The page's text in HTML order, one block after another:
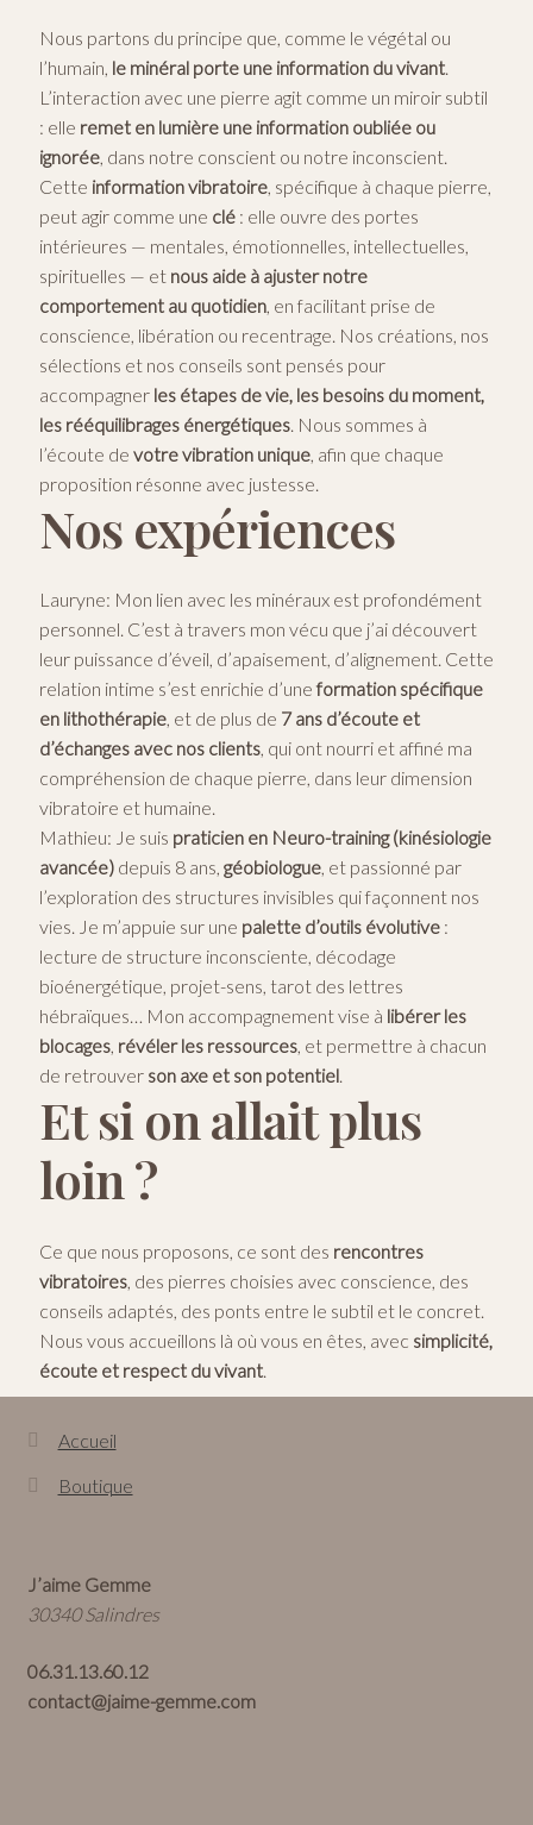
Nous partons du principe que, comme le végétal ou
l’humain, le minéral porte une information du vivant.
L’interaction avec une pierre agit comme un miroir subtil
: elle remet en lumière une information oubliée ou
ignorée, dans notre conscient ou notre inconscient.
Cette information vibratoire, spécifique à chaque pierre,
peut agir comme une clé: elle ouvre des portes
intérieures — mentales, émotionnelles, intellectuelles,
spirituelles — et nous aide à ajuster notre
comportement au quotidien, en facilitant prise de
conscience, libération ou recentrage. Nos créations, nos
sélections et nos conseils sont pensés pour
accompagner les étapes de vie, les besoins du moment,
les rééquilibrages énergétiques. Nous sommes à
l’écoute de votre vibration unique, afin que chaque
proposition résonne avec justesse.
Nos expériences
Lauryne: Mon lien avec les minéraux est profondément
personnel. C’est à travers mon vécu que j’ai découvert
leur puissance d’éveil, d’apaisement, d’alignement. Cette
relation intime s’est enrichie d’uneformation spécifique
en lithothérapie, et de plus de 7 ans d’écoute et
d’échanges avec nos clients, qui ont nourri et affiné ma
compréhension de chaque pierre, dans leur dimension
vibratoire et humaine.
Mathieu: Je suis praticien en Neuro-training (kinésiologie
avancée)depuis 8 ans, géobiologue, et passionné par
l’exploration des structures invisibles qui façonnent nos
vies. Je m’appuie sur une palette d’outils évolutive:
lecture de structure inconsciente, décodage
bioénergétique, projet-sens, tarot des lettres
hébraïques… Mon accompagnement vise à libérer les
blocages, révéler les ressources, et permettre à chacun
de retrouver son axe et son potentiel.
Et si on allait plus
loin ?
Ce que nous proposons, ce sont des rencontres
vibratoires, des pierres choisies avec conscience, des
conseils adaptés, des ponts entre le subtil et le concret.
Nous vous accueillons là où vous en êtes, avec simplicité,
écoute et respect du vivant.
Accueil
Boutique
J’aime Gemme
30340 Salindres
06.31.13.60.12
contact@jaime-gemme.com